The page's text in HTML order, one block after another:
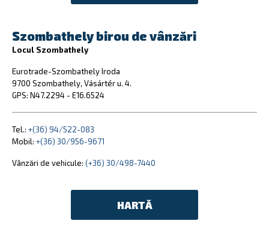
Szombathely birou de vânzări
Locul Szombathely
Eurotrade-Szombathely Iroda
9700 Szombathely, Vásártér u. 4.
GPS: N47.2294 - E16.6524
Tel.: +(36) 94/522-083
Mobil: +(36) 30/956-9671
Vânzări de vehicule: (+36) 30/498-7440
HARTĂ